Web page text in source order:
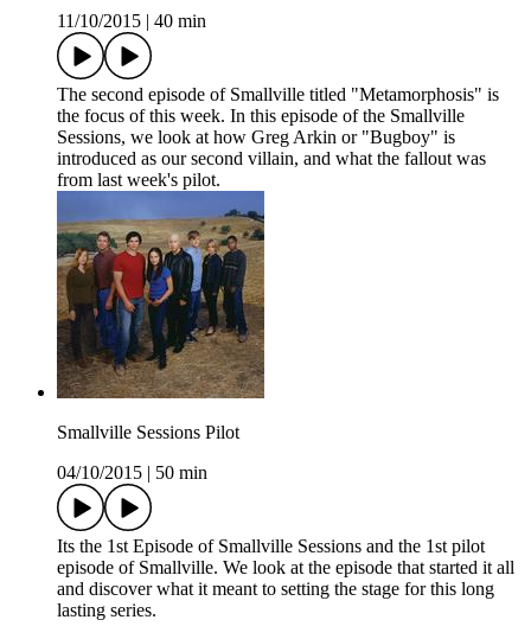
11/10/2015
40 min
The second episode of Smallville titled "Metamorphosis" is
the focus of this week. In this episode of the Smallville
Sessions, we look at how Greg Arkin or "Bugboy" is
introduced as our second villain, and what the fallout was
from last week's pilot.
Smallville Sessions Pilot
04/10/2015
50 min
Its the 1st Episode of Smallville Sessions and the 1st pilot
episode of Smallville. We look at the episode that started it all
and discover what it meant to setting the stage for this long
lasting series.